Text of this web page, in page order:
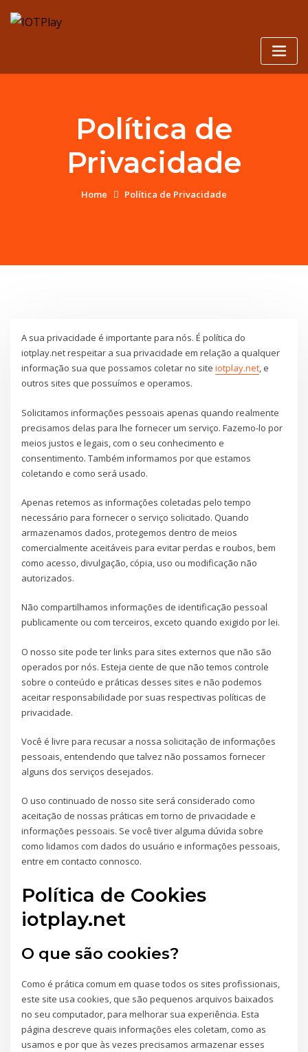
Política de
Privacidade
Home Política de Privacidade
A sua privacidade é importante para nós. É política do
iotplay.net respeitar a sua privacidade em relação a qualquer
informação sua que possamos coletar no siteiotplay.net, e
outros sites que possuímos e operamos.
Solicitamos informações pessoais apenas quando realmente
precisamos delas para lhe fornecer um serviço. Fazemo-lo por
meios justos e legais, com o seu conhecimento e
consentimento. Também informamos por que estamos
coletando e como será usado.
Apenas retemos as informações coletadas pelo tempo
necessário para fornecer o serviço solicitado. Quando
armazenamos dados, protegemos dentro de meios
comercialmente aceitáveis ​​para evitar perdas e roubos, bem
como acesso, divulgação, cópia, uso ou modificação não
autorizados.
Não compartilhamos informações de identificação pessoal
publicamente ou com terceiros, exceto quando exigido por lei.
O nosso site pode ter links para sites externos que não são
operados por nós. Esteja ciente de que não temos controle
sobre o conteúdo e práticas desses sites e não podemos
aceitar responsabilidade por suas respectivas políticas de
privacidade.
Você é livre para recusar a nossa solicitação de informações
pessoais, entendendo que talvez não possamos fornecer
alguns dos serviços desejados.
O uso continuado de nosso site será considerado como
aceitação de nossas práticas em torno de privacidade e
informações pessoais. Se você tiver alguma dúvida sobre
como lidamos com dados do usuário e informações pessoais,
entre em contacto connosco.
Política de Cookies
iotplay.net
O que são cookies?
Como é prática comum em quase todos os sites profissionais,
este site usa cookies, que são pequenos arquivos baixados
no seu computador, para melhorar sua experiência. Esta
página descreve quais informações eles coletam, como as
usamos e por que às vezes precisamos armazenar esses